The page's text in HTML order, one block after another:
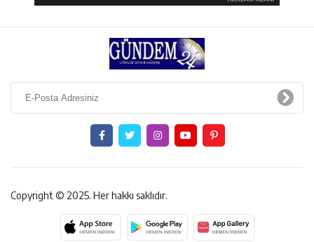
Copyright © 2025. Her hakkı saklıdır.